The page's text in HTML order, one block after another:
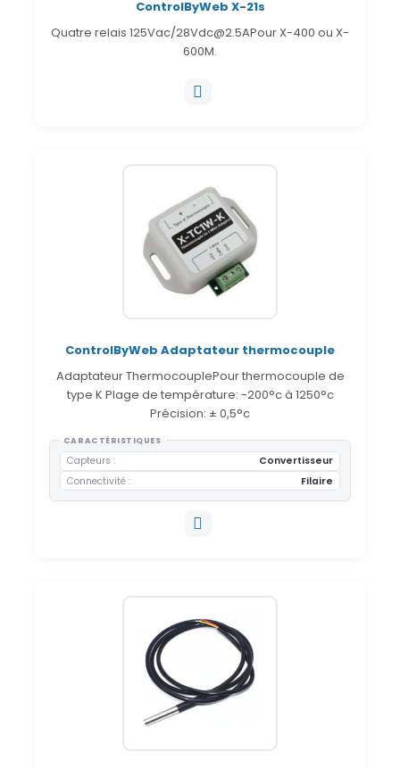
ControlByWeb X-21s
Quatre relais 125Vac/28Vdc@2.5APour X-400 ou X-
600M.
ControlByWeb Adaptateur thermocouple
Adaptateur ThermocouplePour thermocouple de
type K Plage de température: -200°c à 1250°c
Précision: ± 0,5°c
CARACTÉRISTIQUES
Capteurs
Convertisseur
Connectivité
Filaire